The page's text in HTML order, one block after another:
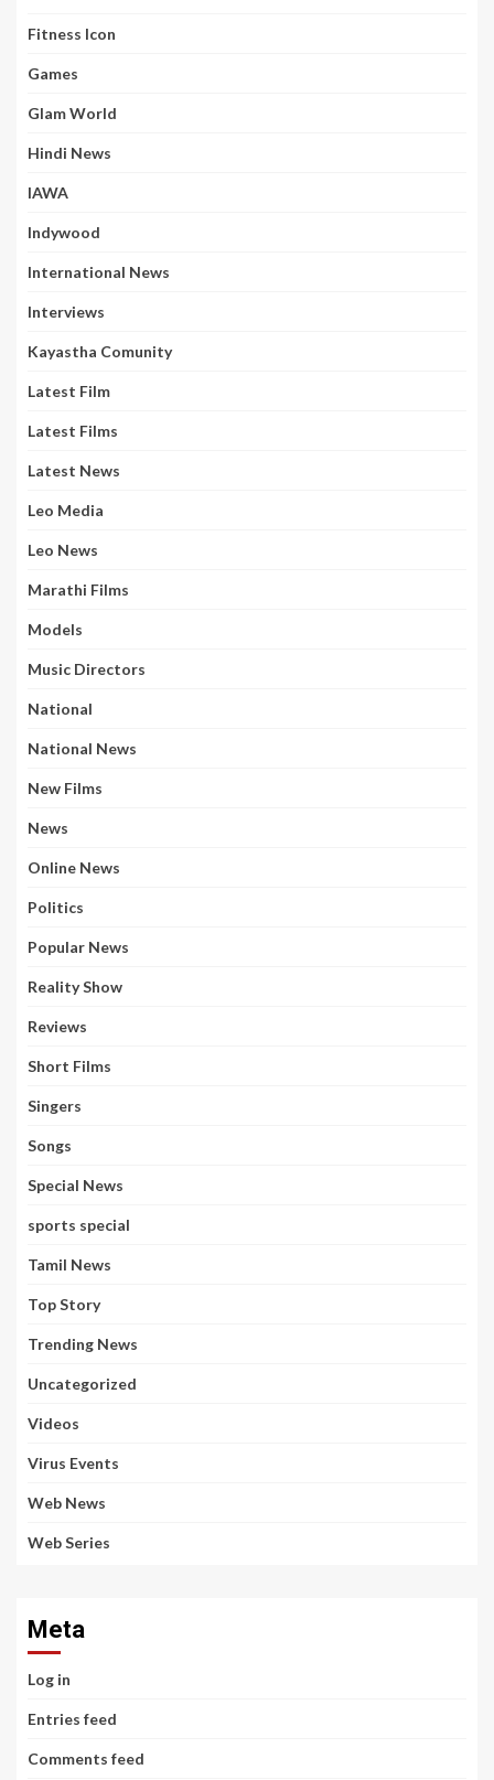
Fitness Icon
Games
Glam World
Hindi News
IAWA
Indywood
International News
Interviews
Kayastha Comunity
Latest Film
Latest Films
Latest News
Leo Media
Leo News
Marathi Films
Models
Music Directors
National
National News
New Films
News
Online News
Politics
Popular News
Reality Show
Reviews
Short Films
Singers
Songs
Special News
sports special
Tamil News
Top Story
Trending News
Uncategorized
Videos
Virus Events
Web News
Web Series
Meta
Log in
Entries feed
Comments feed